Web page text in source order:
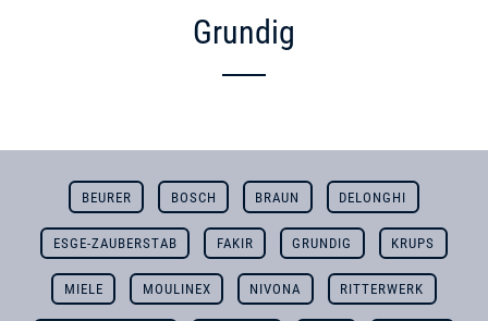
Grundig
BEURER BOSCH BRAUN DELONGHI
ESGE-ZAUBERSTAB FAKIR GRUNDIG KRUPS
MIELE MOULINEX NIVONA RITTERWERK